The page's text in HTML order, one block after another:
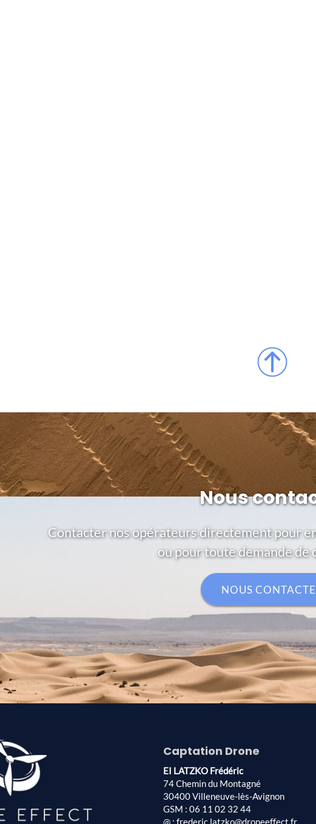
Nous
Contacter nos opérateurs directement pour
ou pour toute demande de
NOUS
Captation Drone
EI LATZKO Frédéric
74 Chemin du Montagné
30400 Villeneuve-lès-Avignon
GSM : 06 11 02 32 44
@ : frederic.latzko@droneeffect.fr